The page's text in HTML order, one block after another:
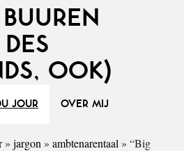
OOK)
JOUR OVER MIJ
» jargon » ambtenarentaal » “Big